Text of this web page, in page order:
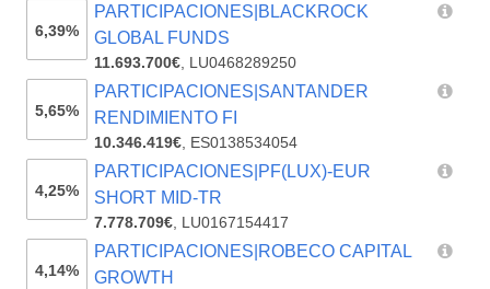
6,39%
PARTICIPACIONES|BLACKROCK
GLOBAL FUNDS
11.693.700€, LU0468289250
5,65%
PARTICIPACIONES|SANTANDER
RENDIMIENTO FI
10.346.419€, ES0138534054
4,25%
PARTICIPACIONES|PF(LUX)-EUR
SHORT MID-TR
7.778.709€, LU0167154417
4,14%
PARTICIPACIONES|ROBECO CAPITAL
GROWTH